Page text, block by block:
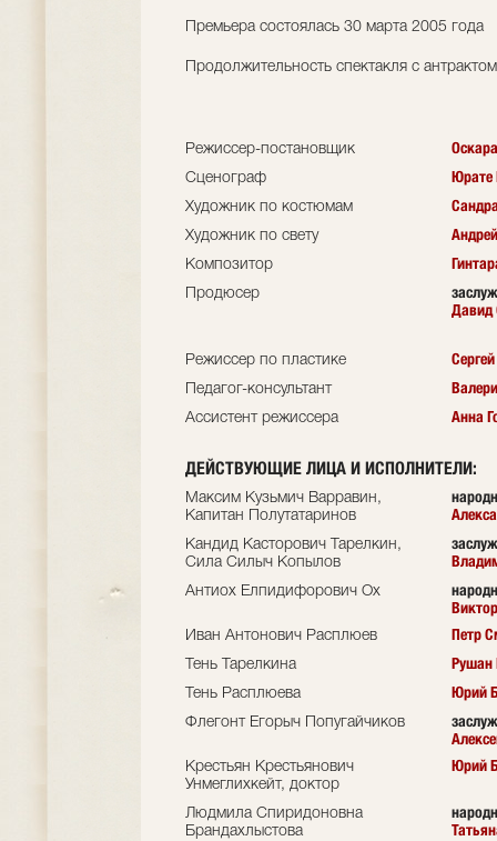
Премьера состоялась 30 марта 2005 года
Продолжительность спектакля с
Режиссер-постановщик
Сценограф Юрате
Художник по костюмам
Художник по свету
Композитор
Продюсер
Давид
Режиссер по пластике
Педагог-консультант
Ассистент режиссера Анна
ДЕЙСТВУЮЩИЕ ЛИЦА И ИСПОЛНИТЕЛИ:
Максим Кузьмич Варравин,
Капитан Полутатаринов
Кандид Касторович Тарелкин,
Сила Силыч Копылов
Антиох Елпидифорович Ох
Иван Антонович Расплюев Петр
Тень Тарелкина Рушан
Тень Расплюева Юрий
Флегонт Егорыч Попугайчиков
Крестьян Крестьянович
Унмеглихкейт, доктор
Юрий
Людмила Спиридоновна
Брандахлыстова